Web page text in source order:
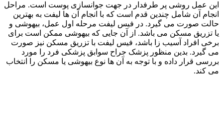
این عمل روشی پر طرفدار در جهت جوانسازی پوست است. مراحل
انجام آن شامل چندین قدم است که با انجام آن ها لیفت به بهترین
حالت صورت می گیرد. در فیس لیفت مرحله اول عمل، بیهوشی و
یا تزریق مسکن می باشد. از آن جایی که بیهوشی ممکن است برای
برخی افراد آسیب زا باشد، فیس لیفت با تزریق مسکن نیز صورت
می گیرد. بدین منظور پزشک جراح سوابق پزشکی فرد را مورد
بررسی قرار داده و با توجه به آن ها نوع بیهوشی یا مسکن را انتخاب
می کند.